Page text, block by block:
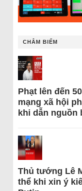
CHÂM BIẾM
Phạt lên đến
mạng xã hội
khi dẫn nguồn
Thủ tướng Lê
thể khi xin ý